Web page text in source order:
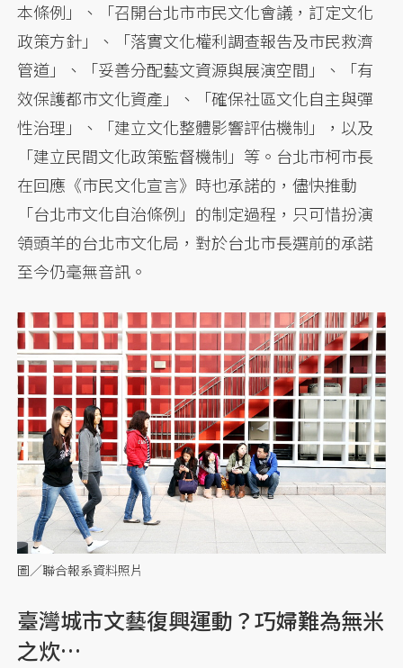
本條例」、「召開台北市市民文化會議，訂定文化
政策方針」、「落實文化權利調查報告及市民救濟
管道」、「妥善分配藝文資源與展演空間」、「有
效保護都市文化資產」、「確保社區文化自主與彈
性治理」、「建立文化整體影響評估機制」，以及
「建立民間文化政策監督機制」等。台北市柯市長
在回應《市民文化宣言》時也承諾的，儘快推動
「台北市文化自治條例」的制定過程，只可惜扮演
領頭羊的台北市文化局，對於台北市長選前的承諾
至今仍毫無音訊。
圖／聯合報系資料照片
臺灣城市文藝復興運動？巧婦難為無米
之炊…